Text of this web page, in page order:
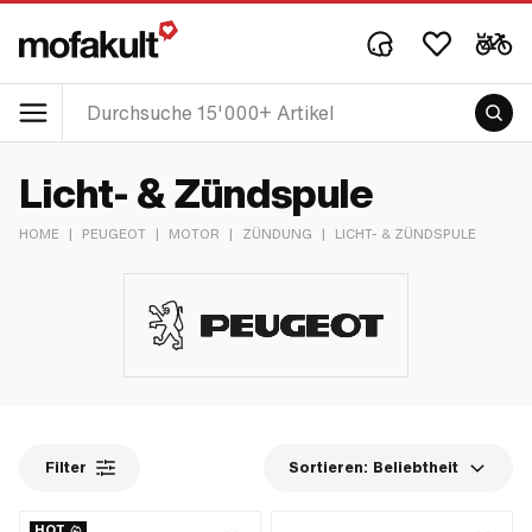
Licht- & Zündspule
HOME | PEUGEOT | MOTOR | ZÜNDUNG | LICHT- & ZÜNDSPULE
Filter Sortieren: Beliebtheit